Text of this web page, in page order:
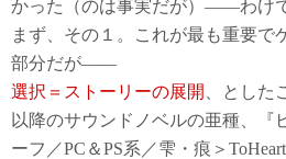
かった（のは事実だが）――わけ
まず、その１。これが最も重要で
部分だが――
選択＝ストーリーの展開
、とした
以降のサウンドノベルの亜種、『
ーフ／PC＆PS系／雫・痕＞